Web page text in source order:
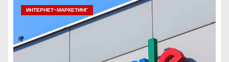
ИНТЕРНЕТ-МАРКЕТИНГ